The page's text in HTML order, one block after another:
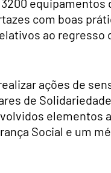
equipamentos
com boas
ao regresso
ações de
de
elementos
Social e um